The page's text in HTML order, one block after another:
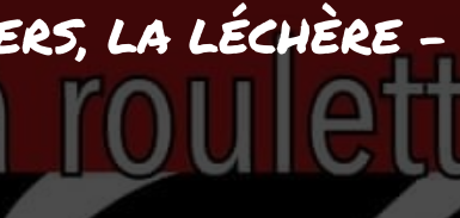
LA LÉCHÈRE –